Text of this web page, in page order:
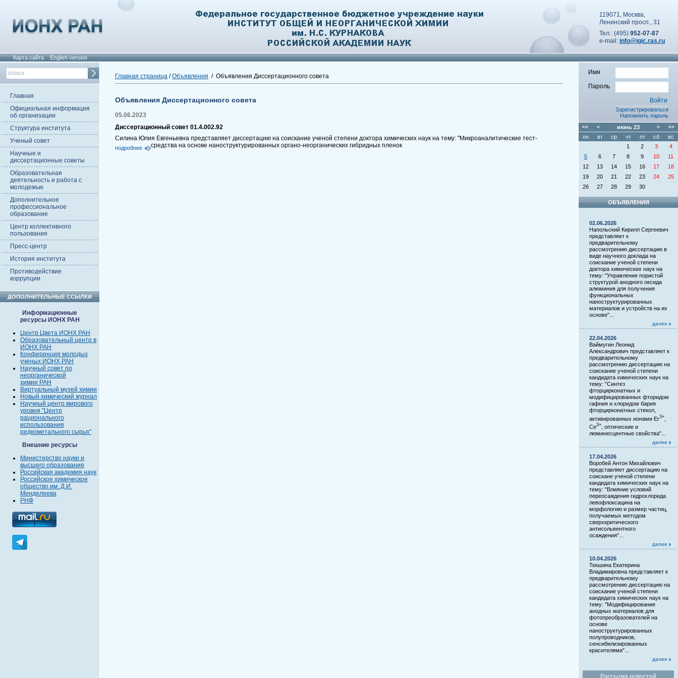
119071, Москва,
Ленинский просп., 31
Тел.: (495) 952-07-87
e-mail: info@igic.ras.ru
Карта сайта English version
Главная
Официальная информация
об организации
Структура института
Ученый совет
Научные и
диссертационные советы
Образовательная
деятельность и работа с
молодежью
Дополнительное
профессиональное
образование
Центр коллективного
пользования
Пресс-центр
История института
Противодействие
коррупции
ДОПОЛНИТЕЛЬНЫЕ ССЫЛКИ
Информационные
ресурсы ИОНХ РАН
Центр Цвета ИОНХ РАН
Образовательный центр в
ИОНХ РАН
Конференция молодых
ученых ИОНХ РАН
Научный совет по
неорганической
химии РАН
Виртуальный музей химии
Новый химический журнал
Научный центр мирового
уровня "Центр
рационального
использования
редкометального сырья"
Внешние ресурсы
Министерство науки и
высшего образования
Российская академия наук
Российское химическое
общество им. Д.И.
Менделеева
РНФ
Главная страница /Объявления / Объявления Диссертационного совета
Объявления Диссертационного совета
05.06.2023
Диссертационный совет 01.4.002.92
Силина Юлия Евгеньевна представляет диссертацию на соискание ученой степени доктора химических наук на тему: "Микроаналитические тест-
средства на основе наноструктурированных органо-неорганических гибридных пленок
подробнее
Имя
Пароль
Зарегистрироваться
Напомнить пароль
<< < июнь 23 > >>
пн вт ср чт пт сб
вс
1
2 3
4
5
6 7 8 9 10
11
12
13 14 15 16 17
18
19
20 21 22 23 24
25
26
27 28 29 30
ОБЪЯВЛЕНИЯ
02.06.2026
Напольский Кирилл Сергеевич
представляет к
предварительному
рассмотрению диссертацию в
виде научного доклада на
соискание ученой степени
доктора химических наук на
тему: "Управление пористой
структурой анодного оксида
алюминия для получения
функциональных
наноструктурированных
материалов и устройств на их
основе"...
далее
22.04.2026
Ваймугин Леонид
Александрович представляет к
предварительному
рассмотрению диссертацию на
соискание ученой степени
кандидата химических наук на
тему: "Синтез
фторцирконатных и
модифицированных фторидом
гафния и хлоридом бария
фторцирконатных стекол,
активированных ионами Er3+
Ce3+; оптические и
люминесцентные свойства"...
далее
17.04.2026
Воробей Антон Михайлович
представляет диссертацию на
соискане ученой степени
кандидата химических наук на
тему: "Влияние условий
переосаждения гидрохлорида
левофлоксацина на
морфологию и размер частиц,
получаемых методом
сверхкритического
антисольвентного
осаждения"...
далее
10.04.2026
Текшина Екатерина
Владимировна представляет к
предварительному
рассмотрению диссертацию на
соискание ученой степени
кандидата химических наук на
тему: "Модифицирование
анодных материалов для
фотопреобразователей на
основе
наноструктурированных
полупроводников,
сенсибилизированных
красителями"...
далее